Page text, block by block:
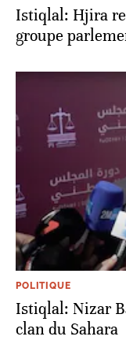
Istiqlal: Hjira
groupe
POLITIQUE
Istiqlal: Nizar
clan du Sahara